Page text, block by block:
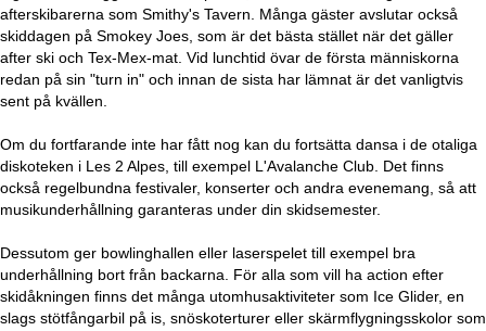
afterskibarerna som Smithy's Tavern. Många gäster avslutar också
skiddagen på Smokey Joes, som är det bästa stället när det gäller
after ski och Tex-Mex-mat. Vid lunchtid övar de första människorna
redan på sin "turn in" och innan de sista har lämnat är det vanligtvis
sent på kvällen.
Om du fortfarande inte har fått nog kan du fortsätta dansa i de otaliga
diskoteken i Les 2 Alpes, till exempel L'Avalanche Club. Det finns
också regelbundna festivaler, konserter och andra evenemang, så att
musikunderhållning garanteras under din skidsemester.
Dessutom ger bowlinghallen eller laserspelet till exempel bra
underhållning bort från backarna. För alla som vill ha action efter
skidåkningen finns det många utomhusaktiviteter som Ice Glider, en
slags stötfångarbil på is, snöskoterturer eller skärmflygningsskolor som